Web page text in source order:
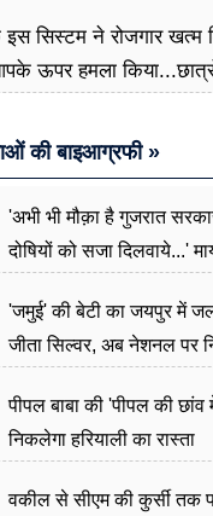
सिस्टम ने रोजगार खत्म
ऊपर हमला
की बाइआग्रफी »
'अभी भी मौक़ा है गुजरात
दोषियों को सजा दिलवाये...'
'जमुई' की बेटी का जयपुर में
जीता सिल्वर, अब नेशनल पर
पीपल बाबा की 'पीपल की छांव
निकलेगा हरियाली का रास्ता
वकील से सीएम की कुर्सी तक